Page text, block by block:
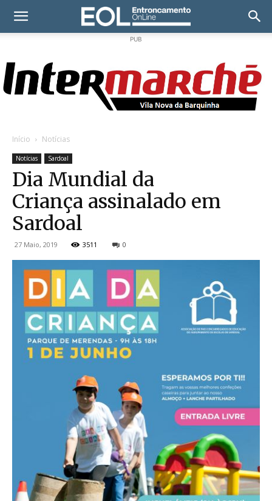
PUB
Início Notícias
Notícias Sardoal
Dia Mundial da
Criança assinalado em
Sardoal
27 Maio, 2019 3511 0